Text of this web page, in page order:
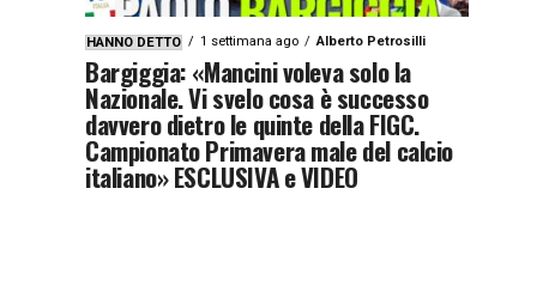
HANNO DETTO 1 settimana ago Alberto Petrosilli
Bargiggia: «Mancini voleva solo la
Nazionale. Vi svelo cosa è successo
davvero dietro le quinte della FIGC.
Campionato Primavera male del calcio
italiano» ESCLUSIVA e VIDEO